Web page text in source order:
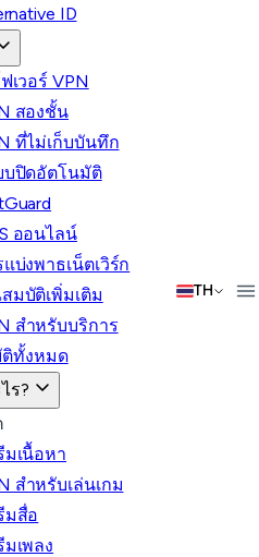
ID
เวอร์ VPN
สองชั้น
ที่ไม่เก็บบันทึก
บปิดอัตโนมัติ
ออนไลน์
บ่งพาธเน็ตเวิร์ก
มบัติเพิ่มเติม
สำหรับบริการ
ทั้งหมด
ร?
มเนื้อหา
สำหรับเล่นเกม
มสื่อ
มเพลง
TH